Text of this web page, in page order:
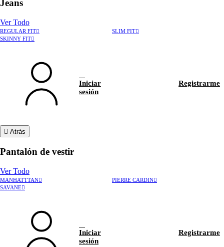
Jeans
Ver Todo
REGULAR FIT
SLIM FIT
SKINNY FIT
Iniciar
sesión
Registrarme
Atrás
Pantalón de vestir
Ver Todo
MANHATTTAN
PIERRE CARDIN
SAVANE
Iniciar
sesión
Registrarme
Hablar con asesor